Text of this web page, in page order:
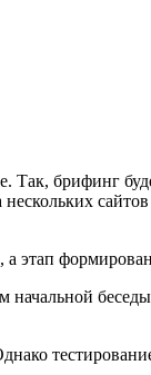
брифинг
этап
начальной